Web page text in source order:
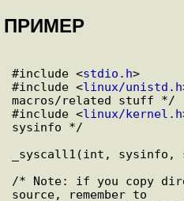
ПРИМЕР
#include <stdio.h>
#include <linux/unistd.h
macros/related stuff */
#include <linux/kernel.h
sysinfo */
_syscall1(int,
/* Note: if you copy